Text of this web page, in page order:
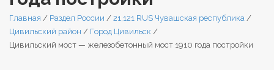
Главная / Раздел России / 21,121 RUS Чувашская республика /
Цивильский район / Город Цивильск /
Цивильский мост — железобетонный мост 1910 года постройки